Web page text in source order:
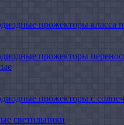
прожекторы класса
прожекторы
прожекторы с
светильники